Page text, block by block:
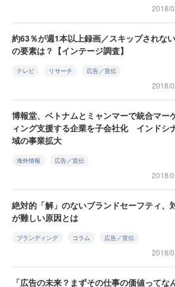
2018/
約63％が週1本以上録画／スキップされな
の要素は？【インテージ調査】
テレビ リサーチ 広告／宣伝
2018/
博報堂、ベトナムとミャンマーで統合マー
ィング支援する企業を子会社化 インドシ
域の事業拡大
海外情報 広告／宣伝
2018/
絶対的「解」のないブランドセーフティ、
が難しい原因とは
ブランディング コラム 広告／宣伝
2018/
「広告の未来？まずその仕事の価値ってな